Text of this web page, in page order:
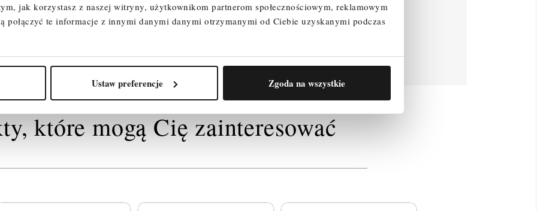
jak korzystasz z naszej witryny, użytkownikom partnerom społecznościowym, reklamowym
połączyć te informacje z innymi danymi danymi otrzymanymi od Ciebie uzyskanymi podczas
Ustaw preferencje Zgoda na wszystkie
które mogą Cię zainteresować